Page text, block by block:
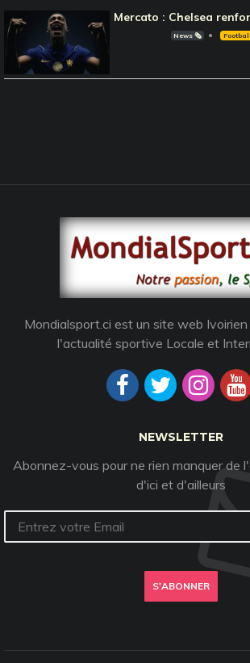
Mercato : Chelsea
News 🗞️
Mondialsport.ci est un site web
l'actualité sportive Locale et
NEWSLETTER
Abonnez-vous pour ne rien manquer de
d'ici et d'ailleurs
S'ABONNER